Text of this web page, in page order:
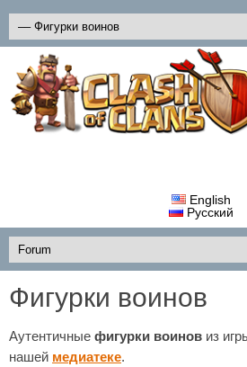
English
Русский
Фигурки воинов
Аутентичные фигурки воинов из
нашей медиатеке.